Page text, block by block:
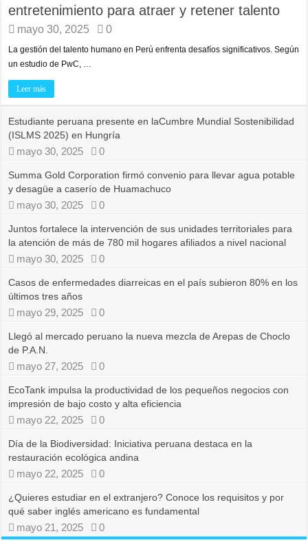
entretenimiento para atraer y retener talento
mayo 30, 2025 0
La gestión del talento humano en Perú enfrenta desafíos significativos. Según
un estudio de PwC, …
Leer más
Estudiante peruana presente en laCumbre Mundial Sostenibilidad
(ISLMS 2025) en Hungría
mayo 30, 2025 0
Summa Gold Corporation firmó convenio para llevar agua potable
y desagüe a caserío de Huamachuco
mayo 30, 2025 0
Juntos fortalece la intervención de sus unidades territoriales para
la atención de más de 780 mil hogares afiliados a nivel nacional
mayo 30, 2025 0
Casos de enfermedades diarreicas en el país subieron 80% en los
últimos tres años
mayo 29, 2025 0
Llegó al mercado peruano la nueva mezcla de Arepas de Choclo
de P.A.N.
mayo 27, 2025 0
EcoTank impulsa la productividad de los pequeños negocios con
impresión de bajo costo y alta eficiencia
mayo 22, 2025 0
Día de la Biodiversidad: Iniciativa peruana destaca en la
restauración ecológica andina
mayo 22, 2025 0
¿Quieres estudiar en el extranjero? Conoce los requisitos y por
qué saber inglés americano es fundamental
mayo 21, 2025 0